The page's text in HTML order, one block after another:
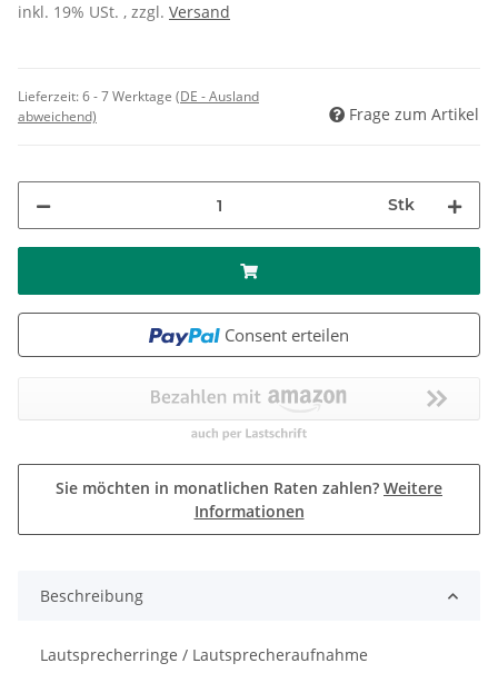
inkl. 19% USt. , zzgl. Versand
Lieferzeit:6 - 7 Werktage (DE - Ausland
abweichend)
Frage zum Artikel
Stk
Consent erteilen
Sie möchten in monatlichen Raten zahlen? Weitere
Informationen
Beschreibung
Lautsprecherringe / Lautsprecheraufnahme